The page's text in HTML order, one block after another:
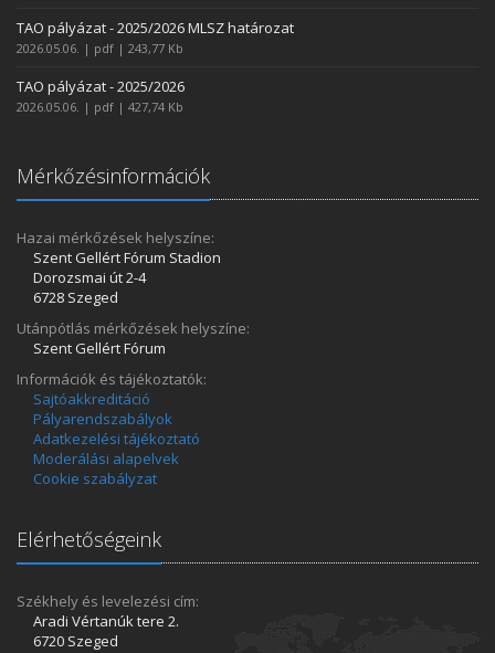
TAO pályázat - 2025/2026 MLSZ határozat
2026.05.06. | pdf | 243,77 Kb
TAO pályázat - 2025/2026
2026.05.06. | pdf | 427,74 Kb
Mérkőzésinformációk
Hazai mérkőzések helyszíne:
Szent Gellért Fórum Stadion
Dorozsmai út 2-4
6728 Szeged
Utánpótlás mérkőzések helyszíne:
Szent Gellért Fórum
Információk és tájékoztatók:
Sajtóakkreditáció
Pályarendszabályok
Adatkezelési tájékoztató
Moderálási alapelvek
Cookie szabályzat
Elérhetőségeink
Székhely és levelezési cím:
Aradi Vértanúk tere 2.
6720 Szeged